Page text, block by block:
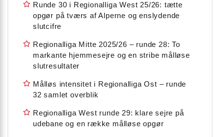
Runde 30 i Regionalliga West 25/26: tætte
opgør på tværs af Alperne og enslydende
slutcifre
Regionalliga Mitte 2025/26 – runde 28: To
markante hjemmesejre og en stribe målløse
slutresultater
Målløs intensitet i Regionalliga Ost – runde
32 samlet overblik
Regionalliga West runde 29: klare sejre på
udebane og en række målløse opgør